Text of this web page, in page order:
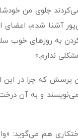
جلوی من خودشان
آشنا شدم، اعضای
ندارم.»
پرسش که چرا در
و به آن درخت
درختکاری هم